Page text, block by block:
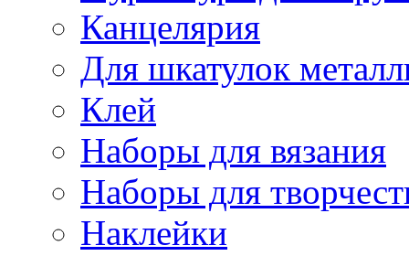
Канцелярия
Для шкатулок
Клей
Наборы для вязания
Наборы для
Наклейки